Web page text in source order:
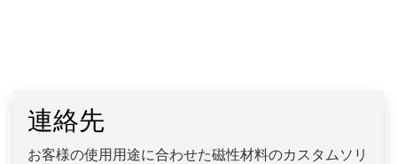
連絡先
お客様の使用用途に合わせた磁性材料のカスタムソリ